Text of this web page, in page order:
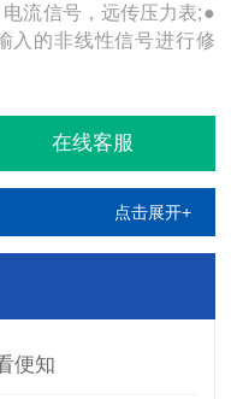
流信号，远传压力表;●
入的非线性信号进行修
在线客服
点击展开+
便知